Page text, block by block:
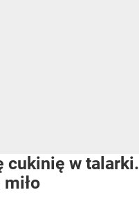
cukinię w talarki.